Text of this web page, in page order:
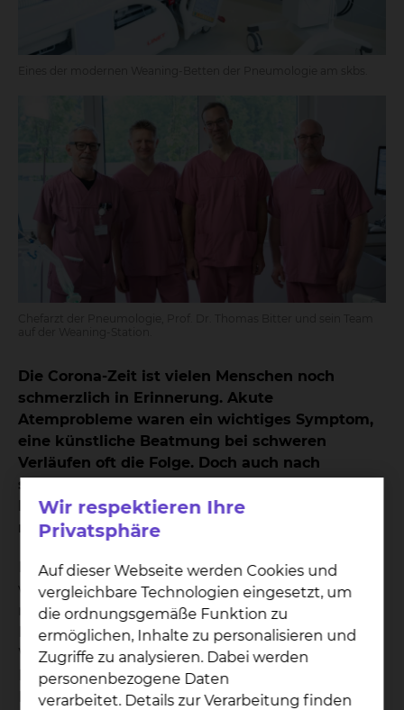
Die Corona-Zeit ist vielen Menschen noch
schmerzlich in Erinnerung. Akute
Atemprobleme waren ein wichtiges Symptom,
eine künstliche Beatmung bei schweren
Verläufen oft die Folge. Doch auch nach
schweren Operationen und durch
Erkrankungen kann eine künstliche Beatmung
nötig werden.
Ein Umstand, der schnellstmöglich behoben
werden sollte, denn bereits nach kurzer Zeit
nimmt die Muskulatur zum Atmen spürbar ab. Die
Entwöhnung von der Beatmung nennt sich
Weaning. Und genau darauf haben sich die
Experten des Städtischen Klinikums
Braunschweig spezialisiert.
Wir respektieren Ihre
Privatsphäre
Auf dieser Webseite werden Cookies und
vergleichbare Technologien eingesetzt, um
die ordnungsgemäße Funktion zu
ermöglichen, Inhalte zu personalisieren und
Zugriffe zu analysieren. Dabei werden
personenbezogene Daten
verarbeitet. Details zur Verarbeitung finden